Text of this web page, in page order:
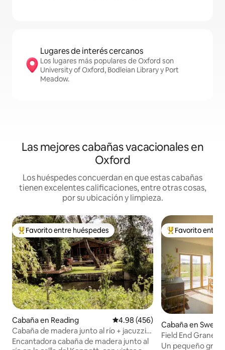
Lugares de interés cercanos
Los lugares más populares de Oxford son
University of Oxford, Bodleian Library y Port
Meadow.
Las mejores cabañas vacacionales en
Oxford
Los huéspedes concuerdan en que estas cabañas
tienen excelentes calificaciones, entre otras cosas,
por su ubicación y limpieza.
Favorito entre huéspedes preferido
Favorito entre huéspedes
Cabaña en Reading Calificación promedio: 4.98 de
4.98 (456)
Cabaña de madera junto al río + jacuzzi
de lujo + bañera de cobre
Encantadora cabaña de madera junto al
Favorito entre
Favorito entre
Cabaña en
Field End
Un pequeño